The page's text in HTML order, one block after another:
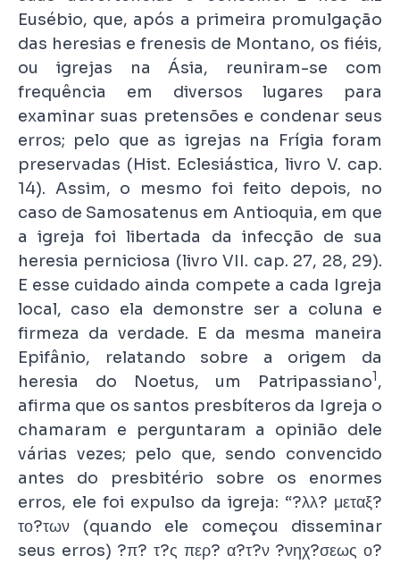
Eusébio, que, após a primeira promulgação
das heresias e frenesis de Montano, os fiéis,
ou igrejas na Ásia, reuniram-se com
frequência em diversos lugares para
examinar suas pretensões e condenar seus
erros; pelo que as igrejas na Frígia foram
preservadas (Hist. Eclesiástica, livro V. cap.
14). Assim, o mesmo foi feito depois, no
caso de Samosatenus em Antioquia, em que
a igreja foi libertada da infecção de sua
heresia perniciosa (livro VII. cap. 27, 28, 29).
E esse cuidado ainda compete a cada Igreja
local, caso ela demonstre ser a coluna e
firmeza da verdade. E da mesma maneira
Epifânio, relatando sobre a origem da
heresia do Noetus, um Patripassiano1 ,
afirma que os santos presbíteros da Igreja o
chamaram e perguntaram a opinião dele
várias vezes; pelo que, sendo convencido
antes do presbitério sobre os enormes
erros, ele foi expulso da igreja: “?λλ? μεταξ?
το?των (quando ele começou disseminar
seus erros) ?π? τ?ς περ? α?τ?ν ?νηχ?σεως ο?